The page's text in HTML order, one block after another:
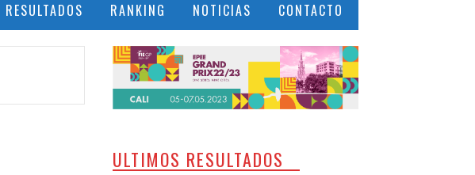
RESULTADOS RANKING NOTICIAS CONTACTO
ULTIMOS RESULTADOS